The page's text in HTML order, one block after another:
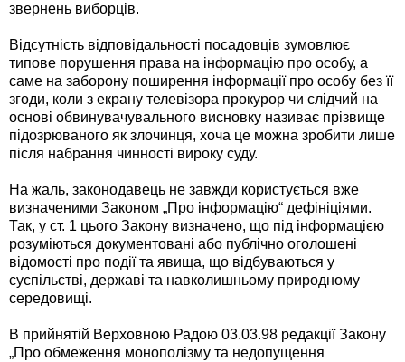
звернень виборців.
Відсутність відповідальності посадовців зумовлює
типове порушення права на інформацію про особу, а
саме на заборону поширення інформації про особу без її
згоди, коли з екрану телевізора прокурор чи слідчий на
основі обвинувачувального висновку називає прізвище
підозрюваного як злочинця, хоча це можна зробити лише
після набрання чинності вироку суду.
На жаль, законодавець не завжди користується вже
визначеними Законом „Про інформацію“ дефініціями.
Так, у ст. 1 цього Закону визначено, що під інформацією
розуміються документовані або публічно оголошені
відомості про події та явища, що відбуваються у
суспільстві, державі та навколишньому природному
середовищі.
В прийнятій Верховною Радою 03.03.98 редакції Закону
„Про обмеження монополізму та недопущення